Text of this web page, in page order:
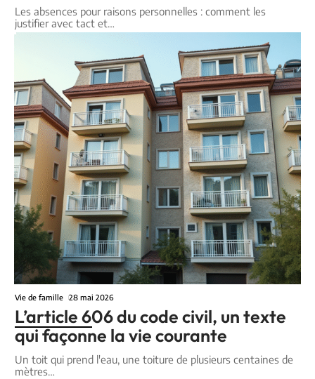
Les absences pour raisons personnelles : comment les
justifier avec tact et…
Vie de famille 28 mai 2026
L’article 606 du code civil, un texte
qui façonne la vie courante
Un toit qui prend l'eau, une toiture de plusieurs centaines de
mètres…